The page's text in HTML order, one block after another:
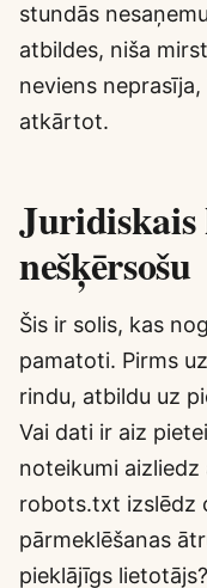
stundās
atbildes, niša
neviens
atkārtot.
Juridiskais
nešķērsošu
Šis ir solis, kas
pamatoti. Pirms
rindu, atbildu uz
Vai dati ir aiz
noteikumi
robots.txt izslēdz
pārmeklēšanas
pieklājīgs